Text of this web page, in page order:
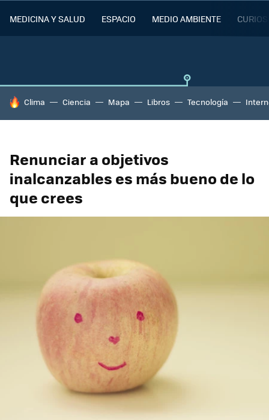
MEDICINA Y SALUD ESPACIO MEDIO AMBIENTE
HOY SE HABLA DE
Clima Ciencia Mapa Libros Tecnología
Renunciar a objetivos
inalcanzables es más bueno de lo
que crees